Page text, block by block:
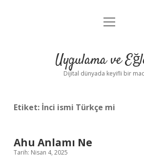
Anasayfa
Yasal Uyarı
menüyü
Uygulama ve
Dijital dünyada keyifli bir
Etiket: İnci ismi Türkçe mi
Ahu Anlamı Ne
Tarih: Nisan 4, 2025